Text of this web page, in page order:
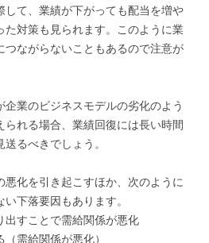
して、業績が下がっても配当を増や
た対策も見られます。このように業
つながらないこともあるので注意が
業のビジネスモデルの劣化のよう
られる場合、業績回復には長い時間
るべきでしょう。
化を引き起こすほか、次のように
下落要因もあります。
出すことで需給関係が悪化
需給関係が悪化）